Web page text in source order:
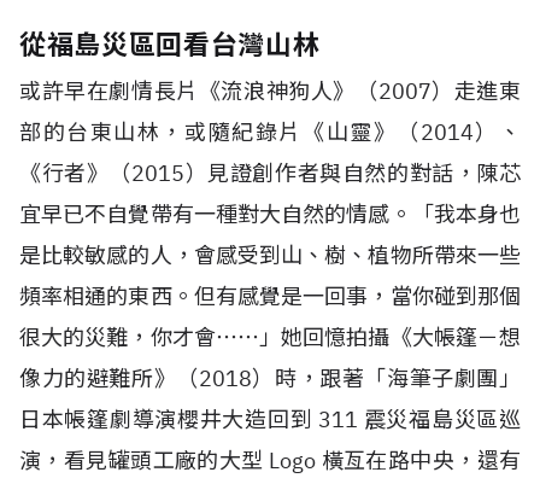
從福島災區回看台灣山林
或許早在劇情長片《流浪神狗人》（2007）走進東
部的台東山林，或隨紀錄片《山靈》（2014）、
《行者》（2015）見證創作者與自然的對話，陳芯
宜早已不自覺帶有一種對大自然的情感。「我本身也
是比較敏感的人，會感受到山、樹、植物所帶來一些
頻率相通的東西。但有感覺是一回事，當你碰到那個
很大的災難，你才會⋯⋯」她回憶拍攝《大帳篷－想
像力的避難所》（2018）時，跟著「海筆子劇團」
日本帳篷劇導演櫻井大造回到 311 震災福島災區巡
演，看見罐頭工廠的大型 Logo 橫亙在路中央，還有